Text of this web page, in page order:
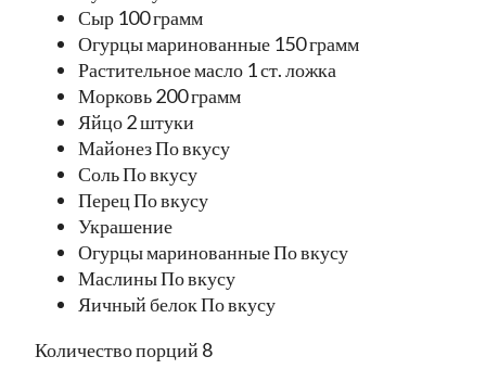
Сыр 100 грамм
Огурцы маринованные 150 грамм
Растительное масло 1 ст. ложка
Морковь 200 грамм
Яйцо 2 штуки
Майонез По вкусу
Соль По вкусу
Перец По вкусу
Украшение
Огурцы маринованные По вкусу
Маслины По вкусу
Яичный белок По вкусу
Количество порций 8